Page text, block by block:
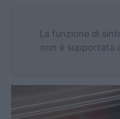
La funzione di
non è supportata